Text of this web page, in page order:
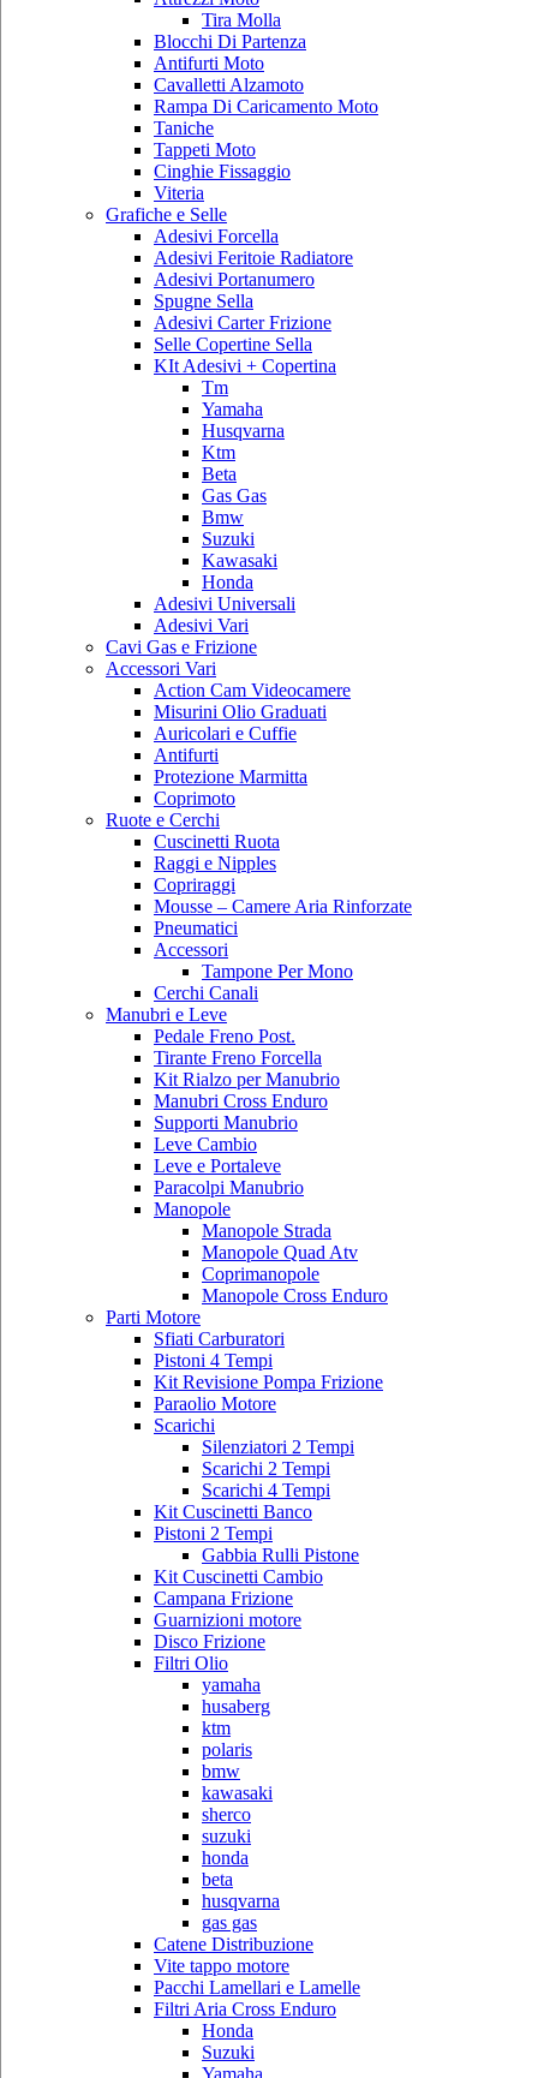
Tira Molla
Blocchi Di Partenza
Antifurti Moto
Cavalletti Alzamoto
Rampa Di Caricamento Moto
Taniche
Tappeti Moto
Cinghie Fissaggio
Viteria
Grafiche e Selle
Adesivi Forcella
Adesivi Feritoie Radiatore
Adesivi Portanumero
Spugne Sella
Adesivi Carter Frizione
Selle Copertine Sella
KIt Adesivi + Copertina
Tm
Yamaha
Husqvarna
Ktm
Beta
Gas Gas
Bmw
Suzuki
Kawasaki
Honda
Adesivi Universali
Adesivi Vari
Cavi Gas e Frizione
Accessori Vari
Action Cam Videocamere
Misurini Olio Graduati
Auricolari e Cuffie
Antifurti
Protezione Marmitta
Coprimoto
Ruote e Cerchi
Cuscinetti Ruota
Raggi e Nipples
Copriraggi
Mousse – Camere Aria Rinforzate
Pneumatici
Accessori
Tampone Per Mono
Cerchi Canali
Manubri e Leve
Pedale Freno Post.
Tirante Freno Forcella
Kit Rialzo per Manubrio
Manubri Cross Enduro
Supporti Manubrio
Leve Cambio
Leve e Portaleve
Paracolpi Manubrio
Manopole
Manopole Strada
Manopole Quad Atv
Coprimanopole
Manopole Cross Enduro
Parti Motore
Sfiati Carburatori
Pistoni 4 Tempi
Kit Revisione Pompa Frizione
Paraolio Motore
Scarichi
Silenziatori 2 Tempi
Scarichi 2 Tempi
Scarichi 4 Tempi
Kit Cuscinetti Banco
Pistoni 2 Tempi
Gabbia Rulli Pistone
Kit Cuscinetti Cambio
Campana Frizione
Guarnizioni motore
Disco Frizione
Filtri Olio
yamaha
husaberg
ktm
polaris
bmw
kawasaki
sherco
suzuki
honda
beta
husqvarna
gas gas
Catene Distribuzione
Vite tappo motore
Pacchi Lamellari e Lamelle
Filtri Aria Cross Enduro
Honda
Suzuki
Yamaha